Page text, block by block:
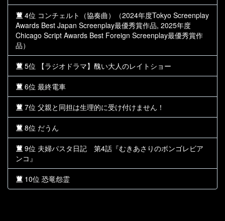
4位 コンチェルト（協奏曲）（2024年度Tokyo Screenplay
Awards Best Japan Screenplay最優秀賞作品, 2025年度
Chicago Script Awards Best Foreign Screenplay最優秀賞作
品）
5位 【ラジオドラマ】醜い大人のレイトショー
6位 最終電車
7位 父親と同担は生理的に受け付けません！
8位 だうん
9位 夫婦パスタ日記 第4話『むきあさりのボンゴレビア
ンコ』
10位 恐竜怨霊